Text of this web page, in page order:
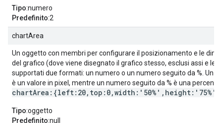
Tipo:numero
Predefinito:2
chartArea
Un oggetto con membri per configurare il posizionamento e le
del grafico (dove viene disegnato il grafico stesso, esclusi assi e
supportati due formati: un numero o un numero seguito da %. Un
è un valore in pixel, mentre un numero seguito da % è una
chartArea:{left:20,top:0,width:'50%',height:'75%'}
Tipo:oggetto
Predefinito:null